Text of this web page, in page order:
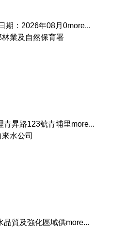
期：2026年08月0more...
業及自然保育署
青昇路123號青埔里more...
水公司
品質及強化區域供more...